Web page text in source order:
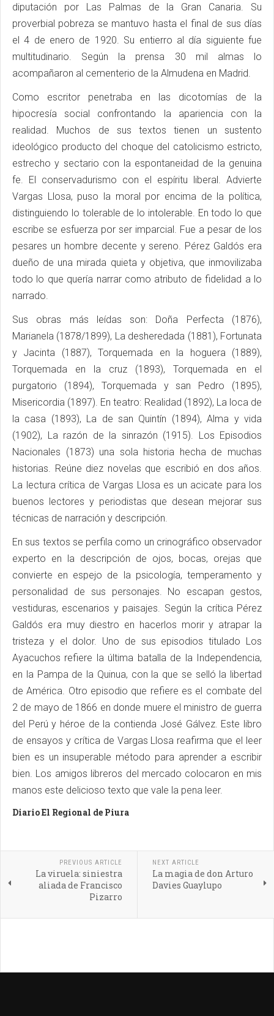
diputación por Las Palmas de la Gran Canaria. Su
proverbial pobreza se mantuvo hasta el final de sus días
el 4 de enero de 1920. Su entierro al día siguiente fue
multitudinario. Según la prensa 30 mil almas lo
acompañaron al cementerio de la Almudena en Madrid.
Como escritor penetraba en las dicotomías de la
hipocresía social confrontando la apariencia con la
realidad. Muchos de sus textos tienen un sustento
ideológico producto del choque del catolicismo estricto,
estrecho y sectario con la espontaneidad de la genuina
fe. El conservadurismo con el espíritu liberal. Advierte
Vargas Llosa, puso la moral por encima de la política,
distinguiendo lo tolerable de lo intolerable. En todo lo que
escribe se esfuerza por ser imparcial. Fue a pesar de los
pesares un hombre decente y sereno. Pérez Galdós era
dueño de una mirada quieta y objetiva, que inmovilizaba
todo lo que quería narrar como atributo de fidelidad a lo
narrado.
Sus obras más leídas son: Doña Perfecta (1876),
Marianela (1878/1899), La desheredada (1881), Fortunata
y Jacinta (1887), Torquemada en la hoguera (1889),
Torquemada en la cruz (1893), Torquemada en el
purgatorio (1894), Torquemada y san Pedro (1895),
Misericordia (1897). En teatro: Realidad (1892), La loca de
la casa (1893), La de san Quintín (1894), Alma y vida
(1902), La razón de la sinrazón (1915). Los Episodios
Nacionales (1873) una sola historia hecha de muchas
historias. Reúne diez novelas que escribió en dos años.
La lectura crítica de Vargas Llosa es un acicate para los
buenos lectores y periodistas que desean mejorar sus
técnicas de narración y descripción.
En sus textos se perfila como un crinográfico observador
experto en la descripción de ojos, bocas, orejas que
convierte en espejo de la psicología, temperamento y
personalidad de sus personajes. No escapan gestos,
vestiduras, escenarios y paisajes. Según la crítica Pérez
Galdós era muy diestro en hacerlos morir y atrapar la
tristeza y el dolor. Uno de sus episodios titulado Los
Ayacuchos refiere la última batalla de la Independencia,
en la Pampa de la Quinua, con la que se selló la libertad
de América. Otro episodio que refiere es el combate del
2 de mayo de 1866 en donde muere el ministro de guerra
del Perú y héroe de la contienda José Gálvez. Este libro
de ensayos y crítica de Vargas Llosa reafirma que el leer
bien es un insuperable método para aprender a escribir
bien. Los amigos libreros del mercado colocaron en mis
manos este delicioso texto que vale la pena leer.
Diario El Regional de Piura
PREVIOUS ARTICLE
La viruela: siniestra
aliada de Francisco
Pizarro
NEXT ARTICLE
La magia de don Arturo
Davies Guaylupo